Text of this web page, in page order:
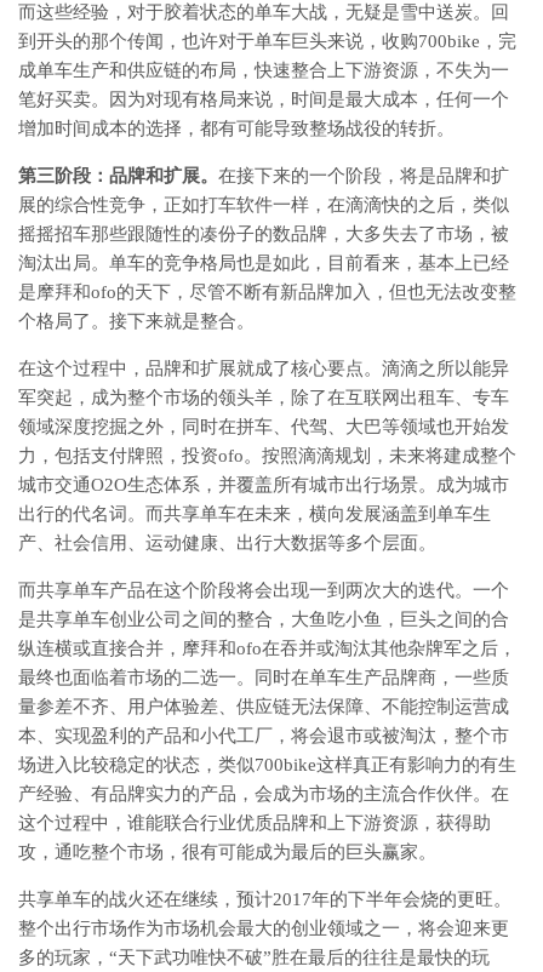
而这些经验，对于胶着状态的单车大战，无疑是雪中送炭。回
到开头的那个传闻，也许对于单车巨头来说，收购700bike，完
成单车生产和供应链的布局，快速整合上下游资源，不失为一
笔好买卖。因为对现有格局来说，时间是最大成本，任何一个
增加时间成本的选择，都有可能导致整场战役的转折。
第三阶段：品牌和扩展。 在接下来的一个阶段，将是品牌和扩
展的综合性竞争，正如打车软件一样，在滴滴快的之后，类似
摇摇招车那些跟随性的凑份子的数品牌，大多失去了市场，被
淘汰出局。单车的竞争格局也是如此，目前看来，基本上已经
是摩拜和ofo的天下，尽管不断有新品牌加入，但也无法改变整
个格局了。接下来就是整合。
在这个过程中，品牌和扩展就成了核心要点。滴滴之所以能异
军突起，成为整个市场的领头羊，除了在互联网出租车、专车
领域深度挖掘之外，同时在拼车、代驾、大巴等领域也开始发
力，包括支付牌照，投资ofo。按照滴滴规划，未来将建成整个
城市交通O2O生态体系，并覆盖所有城市出行场景。成为城市
出行的代名词。而共享单车在未来，横向发展涵盖到单车生
产、社会信用、运动健康、出行大数据等多个层面。
而共享单车产品在这个阶段将会出现一到两次大的迭代。一个
是共享单车创业公司之间的整合，大鱼吃小鱼，巨头之间的合
纵连横或直接合并，摩拜和ofo在吞并或淘汰其他杂牌军之后，
最终也面临着市场的二选一。同时在单车生产品牌商，一些质
量参差不齐、用户体验差、供应链无法保障、不能控制运营成
本、实现盈利的产品和小代工厂，将会退市或被淘汰，整个市
场进入比较稳定的状态，类似700bike这样真正有影响力的有生
产经验、有品牌实力的产品，会成为市场的主流合作伙伴。在
这个过程中，谁能联合行业优质品牌和上下游资源，获得助
攻，通吃整个市场，很有可能成为最后的巨头赢家。
共享单车的战火还在继续，预计2017年的下半年会烧的更旺。
整个出行市场作为市场机会最大的创业领域之一，将会迎来更
多的玩家，“天下武功唯快不破”胜在最后的往往是最快的玩